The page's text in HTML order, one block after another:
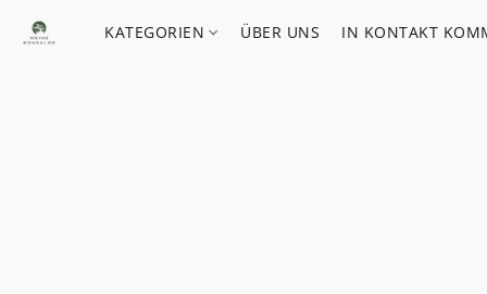
KATEGORIEN ÜBER UNS IN KONTAKT